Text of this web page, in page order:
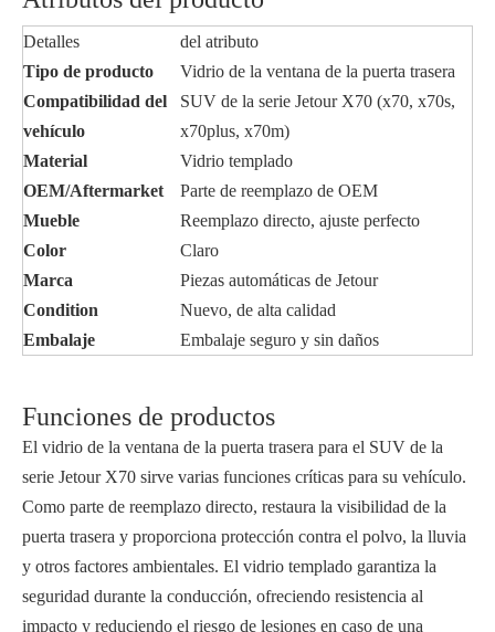
Detalles
del atributo
Tipo de producto
Vidrio de la ventana de la puerta trasera
Compatibilidad del
vehículo
SUV de la serie Jetour X70 (x70, x70s,
x70plus, x70m)
Material
Vidrio templado
OEM/Aftermarket
Parte de reemplazo de OEM
Mueble
Reemplazo directo, ajuste perfecto
Color
Claro
Marca
Piezas automáticas de Jetour
Condition
Nuevo, de alta calidad
Embalaje
Embalaje seguro y sin daños
Funciones de productos
El vidrio de la ventana de la puerta trasera para el SUV de la
serie Jetour X70 sirve varias funciones críticas para su vehículo.
Como parte de reemplazo directo, restaura la visibilidad de la
puerta trasera y proporciona protección contra el polvo, la lluvia
y otros factores ambientales. El vidrio templado garantiza la
seguridad durante la conducción, ofreciendo resistencia al
impacto y reduciendo el riesgo de lesiones en caso de una